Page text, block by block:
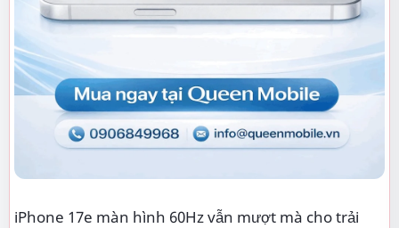
iPhone 17e màn hình 60Hz vẫn mượt mà cho trải